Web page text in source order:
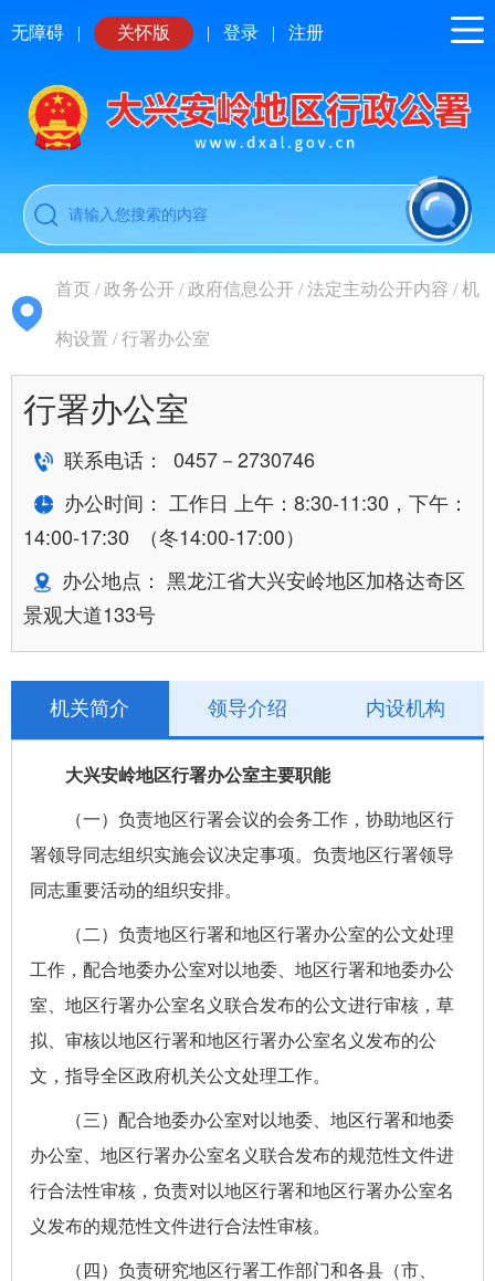
无障碍 | 关怀版 | 登录 | 注册
首页 /政务公开 /政府信息公开 /法定主动公开内容 /机
构设置 /行署办公室
行署办公室
联系电话： 0457－2730746
办公时间： 工作日 上午：8:30-11:30，下午：
14:00-17:30 （冬14:00-17:00）
办公地点： 黑龙江省大兴安岭地区加格达奇区
景观大道133号
机关简介 领导介绍 内设机构
大兴安岭地区行署办公室主要职能
（一）负责地区行署会议的会务工作，协助地区行
署领导同志组织实施会议决定事项。负责地区行署领导
同志重要活动的组织安排。
（二）负责地区行署和地区行署办公室的公文处理
工作，配合地委办公室对以地委、地区行署和地委办公
室、地区行署办公室名义联合发布的公文进行审核，草
拟、审核以地区行署和地区行署办公室名义发布的公
文，指导全区政府机关公文处理工作。
（三）配合地委办公室对以地委、地区行署和地委
办公室、地区行署办公室名义联合发布的规范性文件进
行合法性审核，负责对以地区行署和地区行署办公室名
义发布的规范性文件进行合法性审核。
（四）负责研究地区行署工作部门和各县（市、